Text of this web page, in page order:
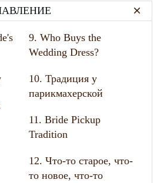
9. Who Buys the
Wedding Dress?
10. Традиция у
парикмахерской
11. Bride Pickup
Tradition
12. Что-то старое, что-
то новое, что-то